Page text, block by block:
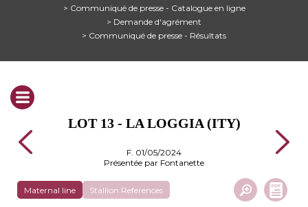
> Communiqué de presse - Catalogue en ligne
> Demande d'agrément
> Communiqué de presse - Résultats
LOT 13 - LA LOGGIA (ITY)
F. 01/05/2024
Présentée par Fontanette
Maternal line Stallion References